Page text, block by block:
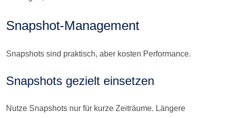
Snapshot-Management
Snapshots sind praktisch, aber kosten Performance.
Snapshots gezielt einsetzen
Nutze Snapshots nur für kurze Zeiträume. Längere